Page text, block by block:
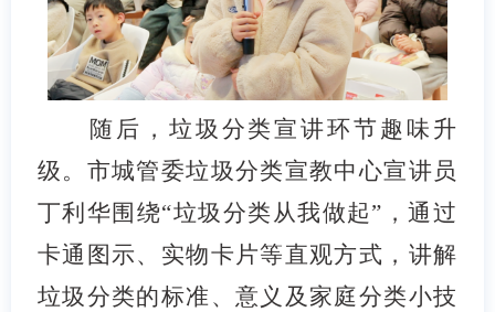
随后，垃圾分类宣讲环节趣味升
级。市城管委垃圾分类宣教中心宣讲员
丁利华围绕“垃圾分类从我做起”，通过
卡通图示、实物卡片等直观方式，讲解
垃圾分类的标准、意义及家庭分类小技